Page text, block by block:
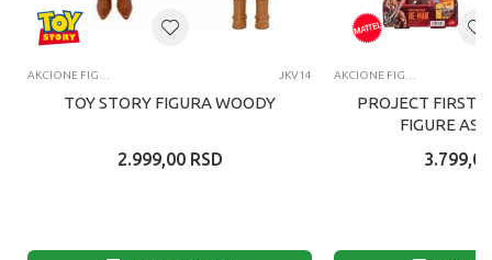
JKV14
TOY STORY FIGURA WOODY
2.999,00 RSD
PROJECT FIRST
FIGURE
3.799,00